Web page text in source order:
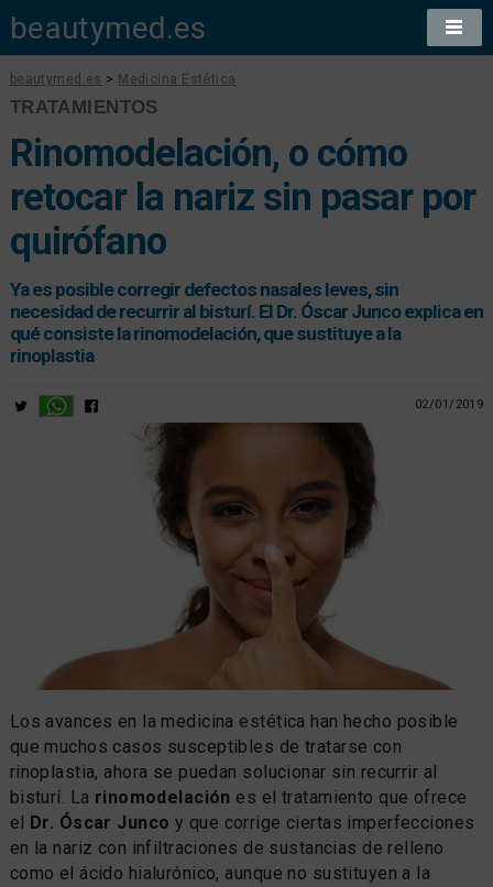
beautymed.es
beautymed.es > Medicina Estética
TRATAMIENTOS
Rinomodelación, o cómo
retocar la nariz sin pasar por
quirófano
Ya es posible corregir defectos nasales leves, sin
necesidad de recurrir al bisturí. El Dr. Óscar Junco explica en
qué consiste la rinomodelación, que sustituye a la
rinoplastia
02/01/2019
Los avances en la medicina estética han hecho posible
que muchos casos susceptibles de tratarse con
rinoplastia, ahora se puedan solucionar sin recurrir al
bisturí. La rinomodelación es el tratamiento que ofrece
el
Dr. Óscar Junco y que corrige ciertas imperfecciones
en la nariz con infiltraciones de sustancias de relleno
como el ácido hialurónico, aunque no sustituyen a la